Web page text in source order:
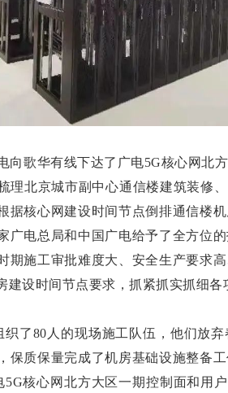
歌华有线下达了广电5G核心网北
理北京城市副中心通信楼建筑装修
据核心网建设时间节点倒排通信楼
广电总局和中国广电给予了全方位
期施工审批难度大、安全生产要求
设时间节点要求，抓紧抓实抓细各
80人的现场施工队伍，他们放弃
保质保量完成了机房基础设施整备
5G核心网北方大区一期控制面和用